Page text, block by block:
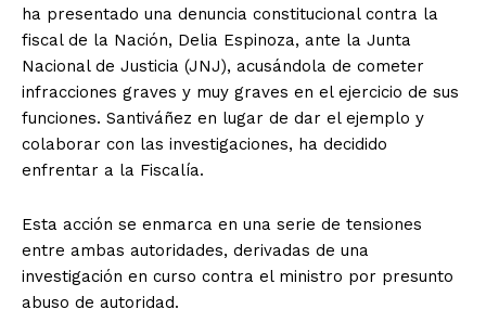
ha presentado una denuncia constitucional contra la
fiscal de la Nación, Delia Espinoza, ante la Junta
Nacional de Justicia (JNJ), acusándola de cometer
infracciones graves y muy graves en el ejercicio de sus
funciones. Santiváñez en lugar de dar el ejemplo y
colaborar con las investigaciones, ha decidido
enfrentar a la Fiscalía.
Esta acción se enmarca en una serie de tensiones
entre ambas autoridades, derivadas de una
investigación en curso contra el ministro por presunto
abuso de autoridad.